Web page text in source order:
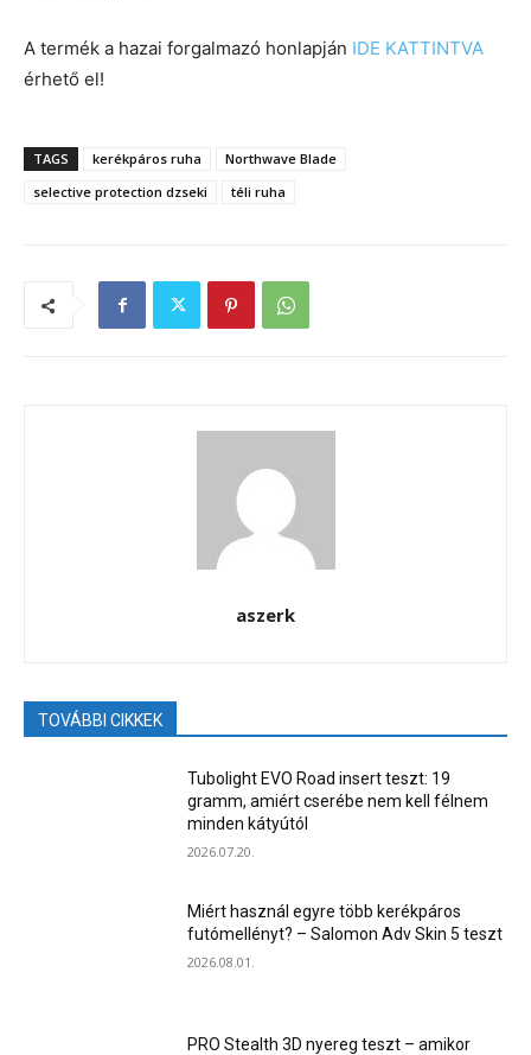
A termék a hazai forgalmazó honlapján IDE KATTINTVA
érhető el!
TAGS kerékpáros ruha
Northwave Blade
selective protection dzseki
téli ruha
aszerk
TOVÁBBI CIKKEK
Tubolight EVO Road insert teszt: 19
gramm, amiért cserébe nem kell félnem
minden kátyútól
2026.07.20.
Miért használ egyre több kerékpáros
futómellényt? – Salomon Adv Skin 5 teszt
2026.08.01.
PRO Stealth 3D nyereg teszt – amikor